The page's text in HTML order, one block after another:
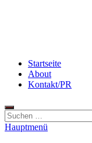
Startseite
About
Kontakt/PR
Suchen
nach:
Hauptmenü